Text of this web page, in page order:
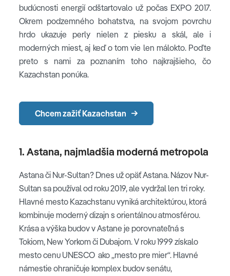
budúcnosti energií odštartovalo už počas EXPO 2017.
Okrem podzemného bohatstva, na svojom povrchu
hrdo ukazuje perly nielen z piesku a skál, ale i
moderných miest, aj keď o tom vie len málokto. Poďte
preto s nami za poznaním toho najkrajšieho, čo
Kazachstan ponúka.
Chcem zažiť Kazachstan
1. Astana, najmladšia moderná metropola
Astana či Nur-Sultan? Dnes už opäť Astana. Názov Nur-
Sultan sa používal od roku 2019, ale vydržal len tri roky.
Hlavné mesto Kazachstanu vyniká architektúrou, ktorá
kombinuje moderný dizajn s orientálnou atmosférou.
Krása a výška budov v Astane je porovnateľná s
Tokiom, New Yorkom či Dubajom. V roku 1999 získalo
mesto cenu UNESCO ako „mesto pre mier“. Hlavné
námestie ohraničuje komplex budov senátu,